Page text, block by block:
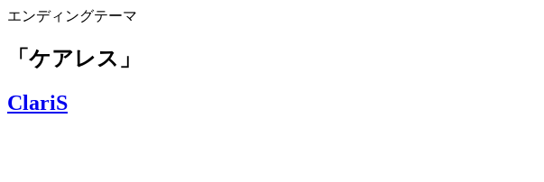
エンディングテーマ
「ケアレス」
ClariS